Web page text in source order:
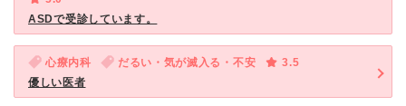
ASDで受診しています。
心療内科 だるい・気が滅入る・不安
3.5
優しい医者